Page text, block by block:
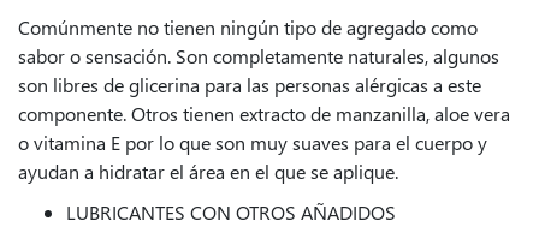
Comúnmente no tienen ningún tipo de agregado como
sabor o sensación. Son completamente naturales, algunos
son libres de glicerina para las personas alérgicas a este
componente. Otros tienen extracto de manzanilla, aloe vera
o vitamina E por lo que son muy suaves para el cuerpo y
ayudan a hidratar el área en el que se aplique.
LUBRICANTES CON OTROS AÑADIDOS